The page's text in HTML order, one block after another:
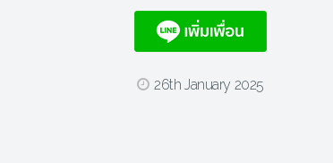
26th January 2025